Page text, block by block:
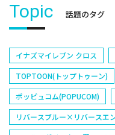
Topic 話題のタグ
イナズマイレブン クロス
TOPTOON(トップトゥーン)
ポッピュコム(POPUCOM)
リバースブルー×リバースエ